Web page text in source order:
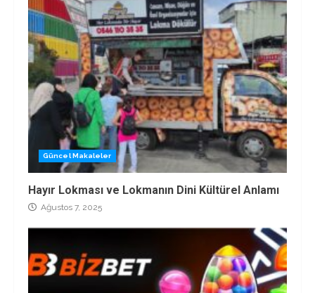
Güncel Makaleler
Hayır Lokması ve Lokmanın Dini Kültürel Anlamı
Ağustos 7, 2025